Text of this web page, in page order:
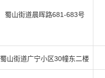
蜀山街道晨晖路681-683号
蜀山街道广宁小区30幢东二楼